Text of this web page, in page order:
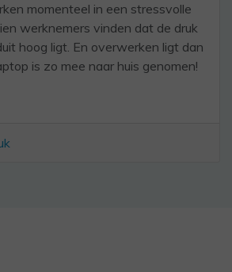
momenteel in een stressvolle
werknemers vinden dat de druk
hoog ligt. En overwerken ligt dan
is zo mee naar huis genomen!